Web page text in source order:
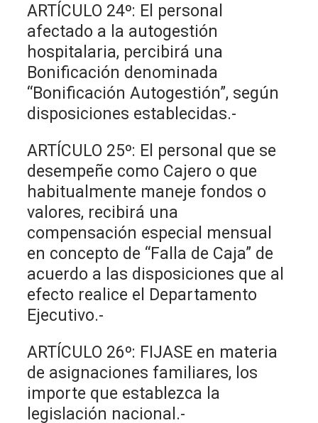
ARTÍCULO 24º: El personal
afectado a la autogestión
hospitalaria, percibirá una
Bonificación denominada
“Bonificación Autogestión”, según
disposiciones establecidas.-
ARTÍCULO 25º: El personal que se
desempeñe como Cajero o que
habitualmente maneje fondos o
valores, recibirá una
compensación especial mensual
en concepto de “Falla de Caja” de
acuerdo a las disposiciones que al
efecto realice el Departamento
Ejecutivo.-
ARTÍCULO 26º: FIJASE en materia
de asignaciones familiares, los
importe que establezca la
legislación nacional.-